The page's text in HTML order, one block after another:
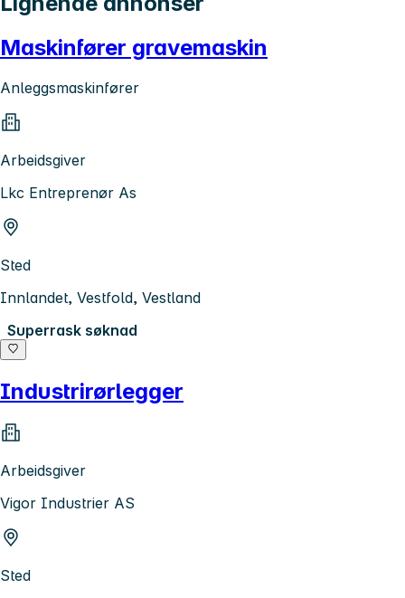
Maskinfører gravemaskin
Anleggsmaskinfører
Arbeidsgiver
Lkc Entreprenør As
Sted
Innlandet, Vestfold, Vestland
Superrask søknad
Industrirørlegger
Arbeidsgiver
Vigor Industrier AS
Sted